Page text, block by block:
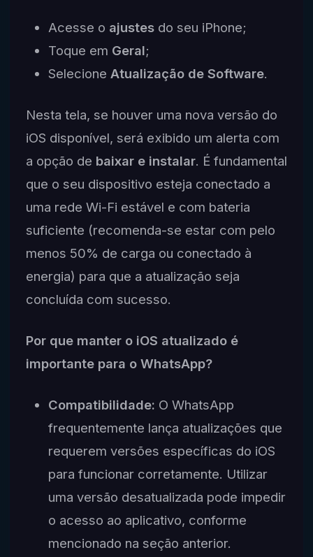
Acesse o ajustesdo seu iPhone;
Toque em Geral;
Selecione Atualização de Software.
Nesta tela, se houver uma nova versão do
iOS disponível, será exibido um alerta com
a opção de baixar e instalar. É fundamental
que o seu dispositivo esteja conectado a
uma rede Wi-Fi estável e com bateria
suficiente (recomenda-se estar com pelo
menos 50% de carga ou conectado à
energia) para que a atualização seja
concluída com sucesso.
Por que manter o iOS atualizado é
importante para o WhatsApp?
Compatibilidade: O WhatsApp
frequentemente lança atualizações que
requerem versões específicas do iOS
para funcionar corretamente. Utilizar
uma versão desatualizada pode impedir
o acesso ao aplicativo, conforme
mencionado na seção anterior.